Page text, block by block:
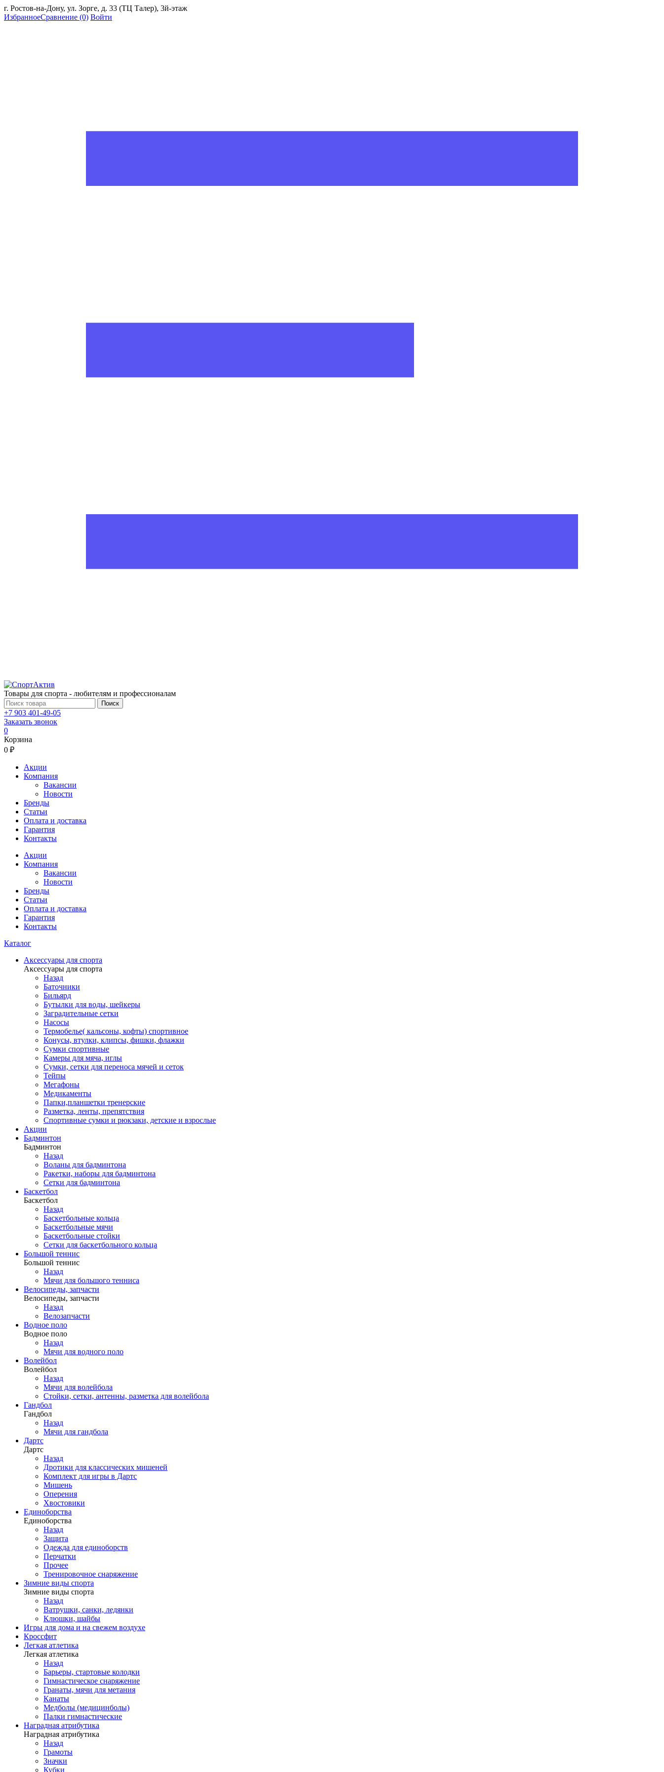
г. Ростов-на-Дону, ул. Зорге, д. 33 (ТЦ Талер), 3й-этаж
ИзбранноеСравнение (0) Войти
Товары для спорта - любителям и профессионалам
Поиск
+7 903 401-49-05
Заказать звонок
0
Корзина
0 ₽
Акции
Компания
Вакансии
Новости
Бренды
Статьи
Оплата и доставка
Гарантия
Контакты
Акции
Компания
Вакансии
Новости
Бренды
Статьи
Оплата и доставка
Гарантия
Контакты
Каталог
Аксессуары для спорта
Аксессуары для спорта
Назад
Баточники
Бильярд
Бутылки для воды, шейкеры
Заградительные сетки
Насосы
Термобелье( кальсоны, кофты) спортивное
Конусы, втулки, клипсы, фишки, флажки
Сумки спортивные
Камеры для мяча, иглы
Сумки, сетки для переноса мячей и сеток
Тейпы
Мегафоны
Медикаменты
Папки,планшетки тренерские
Разметка, ленты, препятствия
Спортивные сумки и рюкзаки, детские и взрослые
Акции
Бадминтон
Бадминтон
Назад
Воланы для бадминтона
Ракетки, наборы для бадминтона
Сетки для бадминтона
Баскетбол
Баскетбол
Назад
Баскетбольные кольца
Баскетбольные мячи
Баскетбольные стойки
Сетки для баскетбольного кольца
Большой теннис
Большой теннис
Назад
Мячи для большого тенниса
Велосипеды, запчасти
Велосипеды, запчасти
Назад
Велозапчасти
Водное поло
Водное поло
Назад
Мячи для водного поло
Волейбол
Волейбол
Назад
Мячи для волейбола
Стойки, сетки, антенны, разметка для волейбола
Гандбол
Гандбол
Назад
Мячи для гандбола
Дартс
Дартс
Назад
Дротики для классических мишеней
Комплект для игры в Дартс
Мишень
Оперения
Хвостовики
Единоборства
Единоборства
Назад
Защита
Одежда для единоборств
Перчатки
Прочее
Тренировочное снаряжение
Зимние виды спорта
Зимние виды спорта
Назад
Ватрушки, санки, ледянки
Клюшки, шайбы
Игры для дома и на свежем воздухе
Кроссфит
Легкая атлетика
Легкая атлетика
Назад
Барьеры, стартовые колодки
Гимнастическое снаряжение
Гранаты, мячи для метания
Канаты
Медболы (медицинболы)
Палки гимнастические
Наградная атрибутика
Наградная атрибутика
Назад
Грамоты
Значки
Кубки